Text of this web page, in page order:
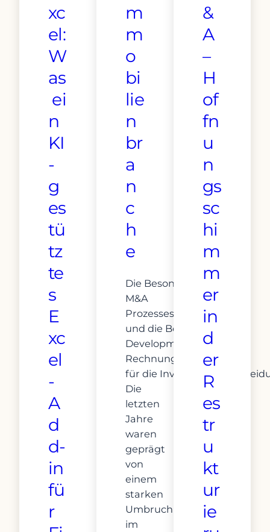
xc
el:
W
as
ei
n
KI
-
g
es
tü
tz
te
s
E
xc
el
-
A
d
d-
in
fü
r
m
m
o
bi
lie
n
br
a
n
c
h
e
Die Besonderheiten des
M&A
Prozesses
und die Bedeutung der
Development-
Rechnung
für die
Die
letzten
Jahre
waren
geprägt
von
einem
starken
Umbruch
im
&
A
–
H
of
fn
u
n
gs
sc
hi
m
m
er
in
d
er
R
es
tr
u
kt
ur
ie